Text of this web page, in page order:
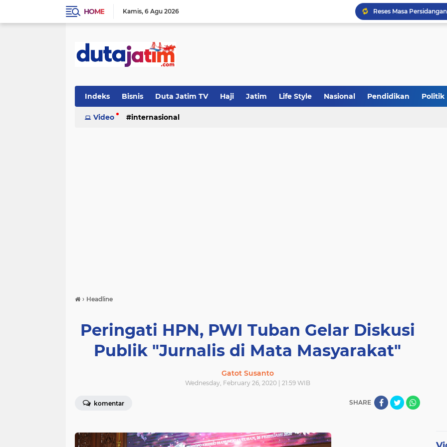
HOME Kamis 6 Agu 2026
Tabrak Lari di
JakOne Mobile Antar
Indeks Bisnis Duta Jatim TV Haji Jatim Life Style Nasional Pendidikan Politik
Video internasional
› Headline
Peringati HPN, PWI Tuban Gelar Diskusi
Publik "Jurnalis di Mata Masyarakat"
Gatot Susanto
Wednesday, February 26, 2020 | 21:59 WIB
komentar SHARE